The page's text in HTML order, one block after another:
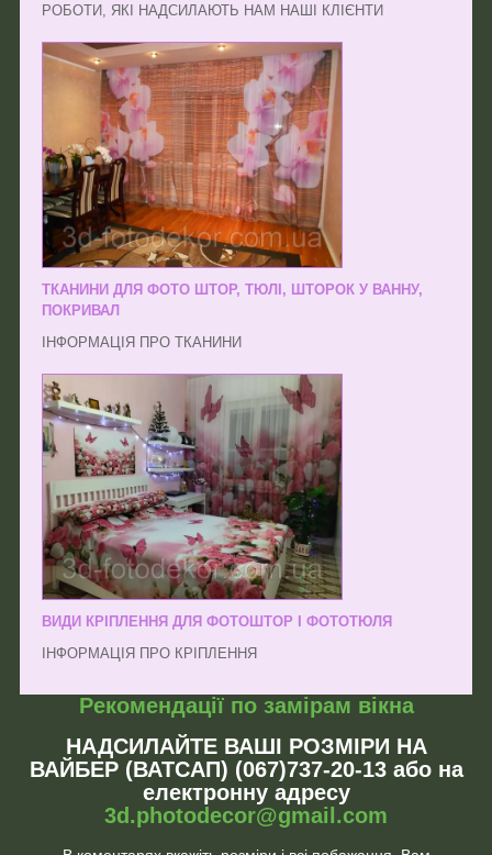
РОБОТИ, ЯКІ НАДСИЛАЮТЬ НАМ НАШІ КЛІЄНТИ
ТКАНИНИ ДЛЯ ФОТО ШТОР, ТЮЛІ, ШТОРОК У ВАННУ,
ПОКРИВАЛ
ІНФОРМАЦІЯ ПРО ТКАНИНИ
ВИДИ КРІПЛЕННЯ ДЛЯ ФОТОШТОР І ФОТОТЮЛЯ
ІНФОРМАЦІЯ ПРО КРІПЛЕННЯ
Рекомендації по замірам вікна
НАДСИЛАЙТЕ ВАШІ РОЗМІРИ НА
ВАЙБЕР (ВАТСАП) (067)737-20-13 або на
електронну адресу
3d.photodecor@gmail.com